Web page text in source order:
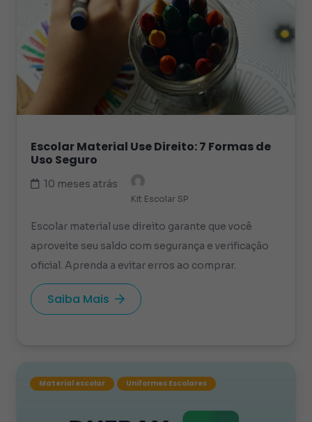
Escolar Material Use Direito: 7 Formas de
Uso Seguro
10 meses atrás
Kit Escolar SP
Escolar material use direito garante que você
aproveite seu saldo com segurança e verificação
oficial. Aprenda a evitar erros ao comprar.
Saiba Mais
Material escolar Uniformes Escolares